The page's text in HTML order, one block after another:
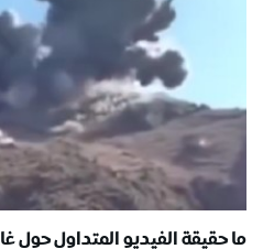
ما حقيقة الفيديو المتداول حول